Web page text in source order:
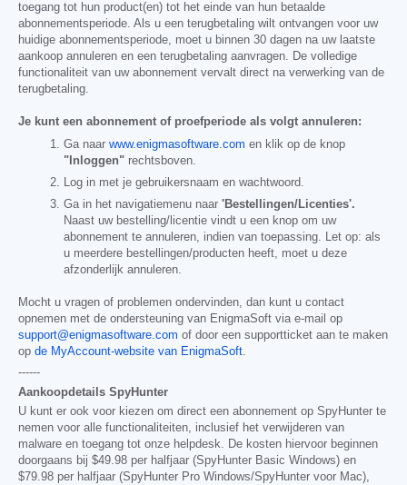
toegang tot hun product(en) tot het einde van hun betaalde
abonnementsperiode. Als u een terugbetaling wilt ontvangen voor uw
huidige abonnementsperiode, moet u binnen 30 dagen na uw laatste
aankoop annuleren en een terugbetaling aanvragen. De volledige
functionaliteit van uw abonnement vervalt direct na verwerking van de
terugbetaling.
Je kunt een abonnement of proefperiode als volgt annuleren:
Ga naar www.enigmasoftware.com en klik op de knop
"Inloggen" rechtsboven.
Log in met je gebruikersnaam en wachtwoord.
Ga in het navigatiemenu naar 'Bestellingen/Licenties'.
Naast uw bestelling/licentie vindt u een knop om uw
abonnement te annuleren, indien van toepassing. Let op: als
u meerdere bestellingen/producten heeft, moet u deze
afzonderlijk annuleren.
Mocht u vragen of problemen ondervinden, dan kunt u contact
opnemen met de ondersteuning van EnigmaSoft via e-mail op
support@enigmasoftware.com of door een supportticket aan te maken
op de MyAccount-website van EnigmaSoft.
------
Aankoopdetails SpyHunter
U kunt er ook voor kiezen om direct een abonnement op SpyHunter te
nemen voor alle functionaliteiten, inclusief het verwijderen van
malware en toegang tot onze helpdesk. De kosten hiervoor beginnen
doorgaans bij $49.98 per halfjaar (SpyHunter Basic Windows) en
$79.98 per halfjaar (SpyHunter Pro Windows/SpyHunter voor Mac),